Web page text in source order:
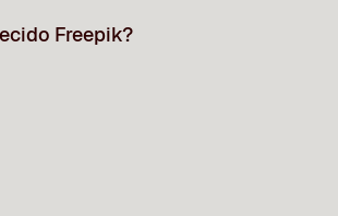
Freepik?